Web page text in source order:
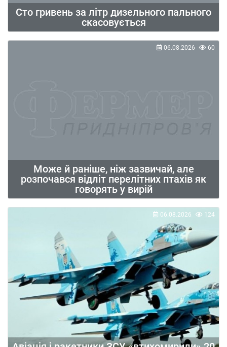
Сто гривень за літр дизельного пального
скасовується
Може й раніше, ніж зазвичай, але
розпочався відліт перелітних птахів як
говорять у вирій
06.08.2026 60
06.08.2026 124